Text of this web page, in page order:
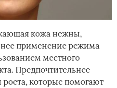
кожа нежны,
применение режима
местного
Предпочтительнее
которые помогают